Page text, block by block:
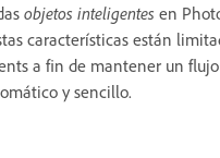
objetos inteligentes en
características están
a fin de mantener un
y sencillo.